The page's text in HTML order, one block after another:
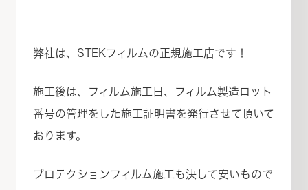
弊社は、STEKフィルムの正規施工店です！
施工後は、フィルム施工日、フィルム製造ロット
番号の管理をした施工証明書を発行させて頂いて
おります。
プロテクションフィルム施工も決して安いもので